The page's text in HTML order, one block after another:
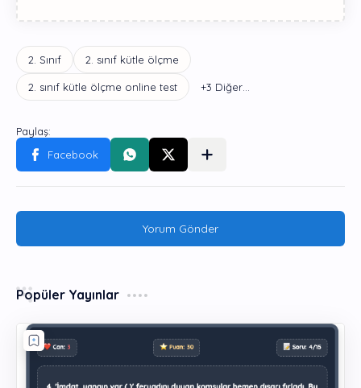
Yorum Gönder
Popüler Yayınlar